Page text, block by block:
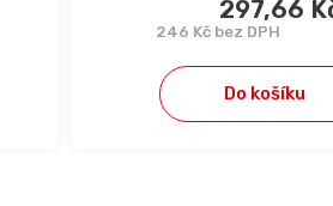
246 Kč bez DPH
297,66
Do košíku